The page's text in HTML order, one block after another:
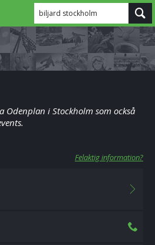
biljard stockholm
i Stockholm som också
Felaktig information?